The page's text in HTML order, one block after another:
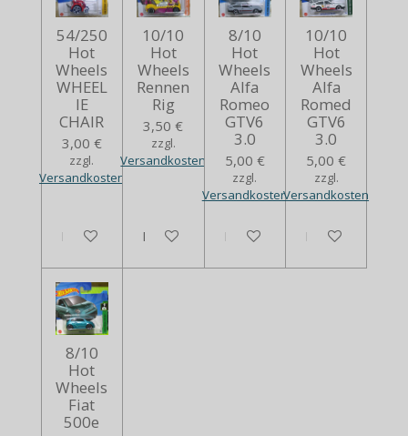
54/250
Hot
Wheels
WHEEL
IE
CHAIR
3,00 €
zzgl.
Versandkosten
In den Warenkorb
10/10
Hot
Wheels
Rennen
Rig
3,50 €
zzgl.
Versandkosten
In den Warenkorb
8/10
Hot
Wheels
Alfa
Romeo
GTV6
3.0
5,00 €
zzgl.
Versandkosten
In den Warenkorb
10/10
Hot
Wheels
Alfa
Romed
GTV6
3.0
5,00 €
zzgl.
Versandkosten
In den
8/10
Hot
Wheels
Fiat
500e